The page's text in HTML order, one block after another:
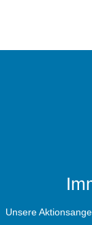
Unsere